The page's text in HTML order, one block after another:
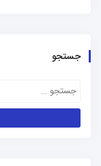
جستجو